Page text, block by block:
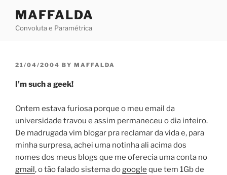
content
MAFFALDA
Convoluta e Paramétrica
POSTED
21/04/2004 BY MAFFALDA
I’m such a geek!
Ontem estava furiosa porque o meu email da
universidade travou e assim permaneceu o dia inteiro.
De madrugada vim blogar pra reclamar da vida e, para
minha surpresa, achei uma notinha ali acima dos
nomes dos meus blogs que me oferecia uma conta no
gmail, o tão falado sistema dogoogle que tem 1Gb de